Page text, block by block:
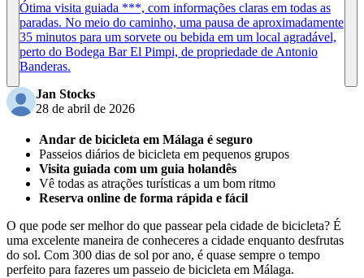
Ótima visita guiada ***, com informações claras em todas as
paradas. No meio do caminho, uma pausa de aproximadamente
35 minutos para um sorvete ou bebida em um local agradável,
perto do Bodega Bar El Pimpi, de propriedade de Antonio
Banderas.
Jan Stocks
28 de abril de 2026
Andar de bicicleta em Málaga é seguro
Passeios diários de bicicleta em pequenos grupos
Visita guiada com um guia holandês
Vê todas as atrações turísticas a um bom ritmo
Reserva online de forma rápida e fácil
O que pode ser melhor do que passear pela cidade de bicicleta? É
uma excelente maneira de conheceres a cidade enquanto desfrutas
do sol. Com 300 dias de sol por ano, é quase sempre o tempo
perfeito para fazeres um passeio de bicicleta em Málaga.